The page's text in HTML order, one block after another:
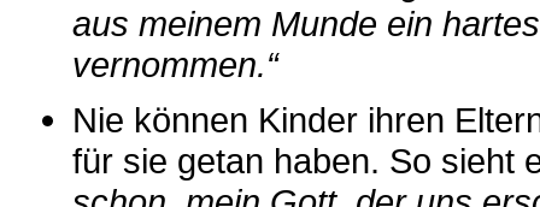
aus meinem Munde ein
vernommen.“
Nie können Kinder ihren
für sie getan haben. So sieht